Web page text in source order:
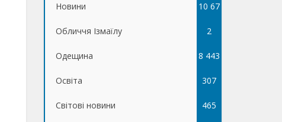
Новини 10 67
5
Обличчя Ізмаїлу 2
Одещина 8 443
Освіта 307
Світові новини 465